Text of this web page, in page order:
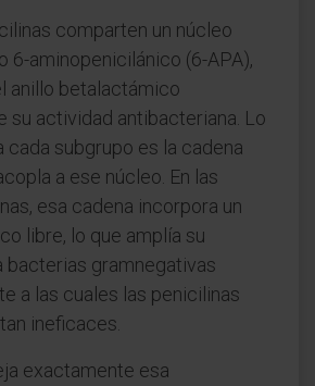
comparten un núcleo
6-aminopenicilánico (6-APA),
anillo betalactámico
su actividad antibacteriana. Lo
cada subgrupo es la cadena
a ese núcleo. En las
esa cadena incorpora un
libre, lo que amplía su
bacterias gramnegativas
a las cuales las penicilinas
ineficaces.
exactamente esa